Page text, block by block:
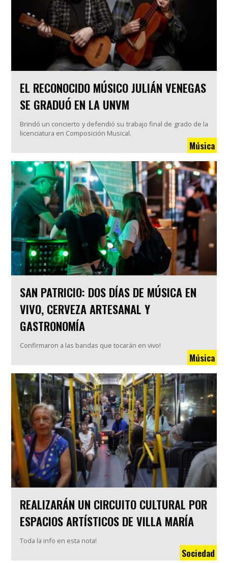
EL RECONOCIDO MÚSICO JULIÁN VENEGAS
SE GRADUÓ EN LA UNVM
Brindó un concierto y defendió su trabajo final de grado de la
licenciatura en Composición Musical.
Música
SAN PATRICIO: DOS DÍAS DE MÚSICA EN
VIVO, CERVEZA ARTESANAL Y
GASTRONOMÍA
Confirmaron a las bandas que tocarán en vivo!
Música
REALIZARÁN UN CIRCUITO CULTURAL POR
ESPACIOS ARTÍSTICOS DE VILLA MARÍA
Toda la info en esta nota!
Sociedad